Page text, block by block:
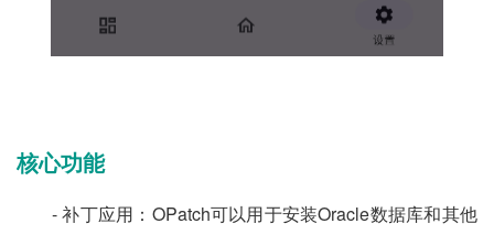
核心功能
- 补丁应用：OPatch可以用于安装Oracle数据库和其他